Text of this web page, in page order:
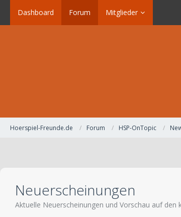
Dashboard Forum Mitglieder
Hoerspiel-Freunde.de Forum HSP-OnTopic
Neuerscheinungen
Aktuelle Neuerscheinungen und Vorschau auf